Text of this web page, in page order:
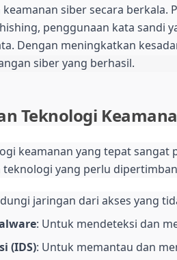
siber secara berkala.
penggunaan kata sandi
Dengan meningkatkan
siber yang berhasil.
Teknologi
keamanan yang tepat
teknologi yang perlu
jaringan dari akses yang
: Untuk mendeteksi dan
(IDS): Untuk memantau dan